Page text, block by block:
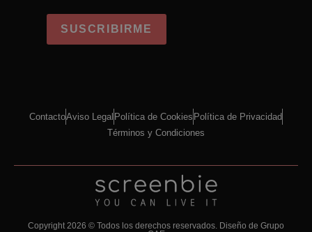
SUSCRIBIRME
ContactoAviso Legal Política de Cookies Política de Privacidad
Términos y Condiciones
Copyright 2026 © Todos los derechos reservados. Diseño de Grupo